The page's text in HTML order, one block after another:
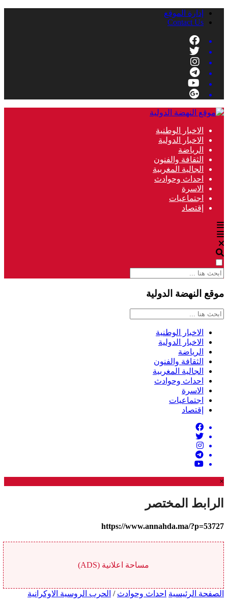
إدارة الموقع
Contact Us
الاخبار الوطنية
الاخبار الدولية
الرياضة
الثقافة والفنون
الجالية المغربية
احداث وحوادث
الاسرة
اجتماعيات
إقتصاد
موقع النهضة الدولية
الاخبار الوطنية
الاخبار الدولية
الرياضة
الثقافة والفنون
الجالية المغربية
احداث وحوادث
الاسرة
اجتماعيات
إقتصاد
×
الرابط المختصر
https://www.annahda.ma/?p=53727
مساحة اعلانية (ADS)
الصفحة الرئيسية احداث وحوادث / الحرب الروسية الاوكرانية